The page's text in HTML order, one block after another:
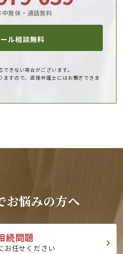
無休・通話無料
ル相談無料
きない場合がございます。
すので、直接弁護士にはお繋ぎできま
お悩みの方へ
続問題
お任せください